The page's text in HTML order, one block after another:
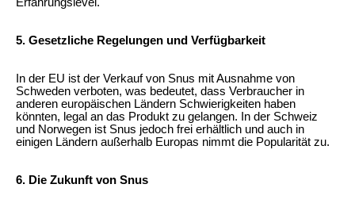
5. Gesetzliche Regelungen und Verfügbarkeit
In der EU ist der Verkauf von Snus mit Ausnahme von
Schweden verboten, was bedeutet, dass Verbraucher in
anderen europäischen Ländern Schwierigkeiten haben
könnten, legal an das Produkt zu gelangen. In der Schweiz
und Norwegen ist Snus jedoch frei erhältlich und auch in
einigen Ländern außerhalb Europas nimmt die Popularität zu.
6. Die Zukunft von Snus